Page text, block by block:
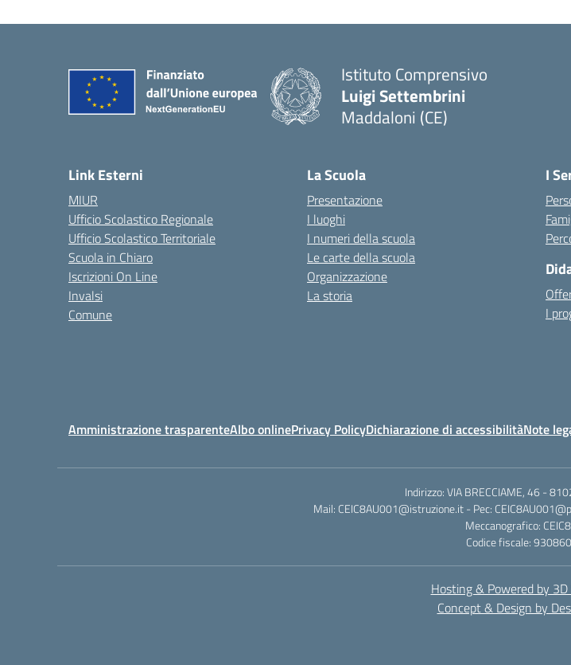
Istituto Comprensivo
Luigi Settembrini
Maddaloni (CE)
Link Esterni
MIUR
Ufficio Scolastico Regionale
Ufficio Scolastico Territoriale
Scuola in Chiaro
Iscrizioni On Line
Invalsi
Comune
La Scuola
Presentazione
I luoghi
I numeri della scuola
Le carte della scuola
Organizzazione
La storia
I
I
Amministrazione trasparenteAlbo onlinePrivacy PolicyDichiarazione di accessibilitàNote
Indirizzo: VIA BRECCIAME, 46 -
Mail: CEIC8AU001@istruzione.it - Pec:
Meccanografico:
Codice fiscale:
Hosting & Powered by 3D
Concept & Design by